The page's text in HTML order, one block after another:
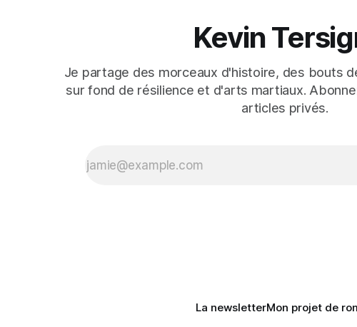
Kevin
Je partage des morceaux d'histoire, des bouts
sur fond de résilience et d'arts martiaux.
articles privés.
La newsletterMon projet de